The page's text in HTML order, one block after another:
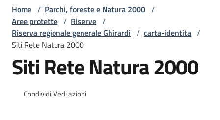
2000
Aree
Protette
Home / Parchi, foreste e Natura 2000 /
Aree protette / Riserve /
Riserva regionale generale Ghirardi / carta-identita /
Siti Rete Natura 2000
Siti Rete Natura 2000
CondividiVedi azioni